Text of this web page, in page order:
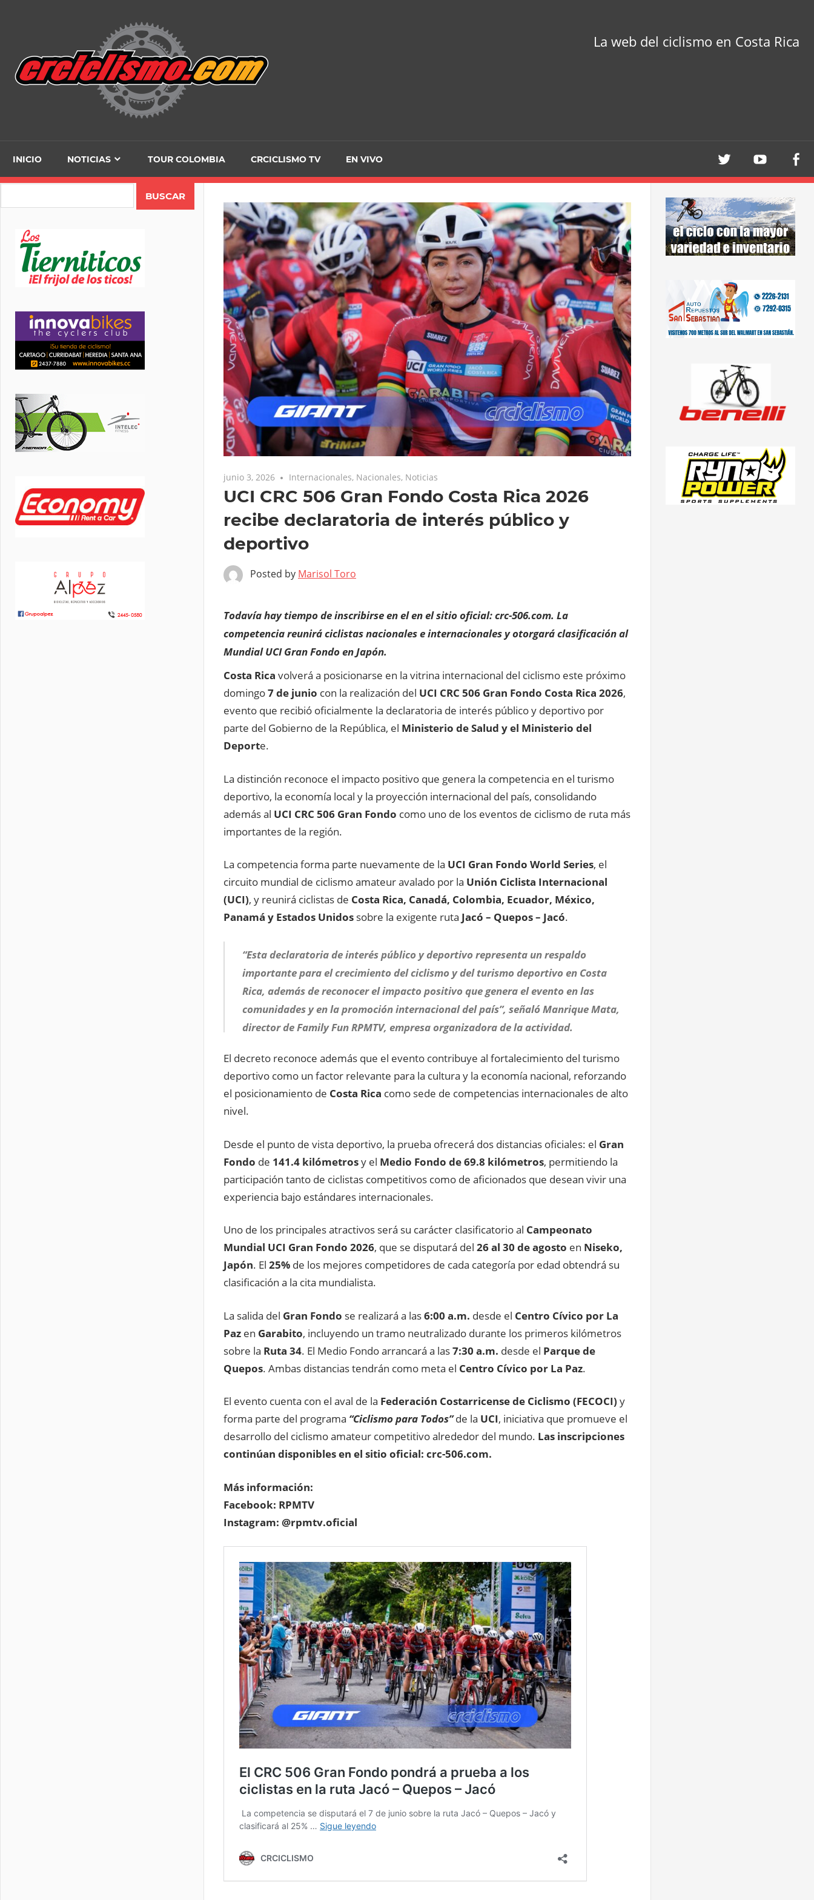
La web del ciclismo en Costa Rica
INICIO NOTICIAS TOUR COLOMBIA CRCICLISMO TV EN VIVO
junio 3, 2026 Internacionales, Nacionales, Noticias
UCI CRC 506 Gran Fondo Costa Rica 2026
recibe declaratoria de interés público y
deportivo
Posted by Marisol Toro
Todavía hay tiempo de inscribirse en el en el sitio oficial: crc-506.com. La
competencia reunirá ciclistas nacionales e internacionales y otorgará clasificación al
Mundial UCI Gran Fondo en Japón.
Costa Rica volverá a posicionarse en la vitrina internacional del ciclismo este próximo
domingo7 de junio con la realización del UCI CRC 506 Gran Fondo Costa Rica 2026,
evento que recibió oficialmente la declaratoria de interés público y deportivo por
parte del Gobierno de la República, el Ministerio de Salud y el Ministerio del
Deporte.
La distinción reconoce el impacto positivo que genera la competencia en el turismo
deportivo, la economía local y la proyección internacional del país, consolidando
además al UCI CRC 506 Gran Fondo como uno de los eventos de ciclismo de ruta más
importantes de la región.
La competencia forma parte nuevamente de la UCI Gran Fondo World Series, el
circuito mundial de ciclismo amateur avalado por la Unión Ciclista Internacional
(UCI), y reunirá ciclistas de Costa Rica, Canadá, Colombia, Ecuador, México,
Panamá y Estados Unidos sobre la exigente ruta Jacó – Quepos – Jacó.
“Esta declaratoria de interés público y deportivo representa un respaldo
importante parael crecimiento del ciclismo y del turismo deportivo en Costa
Rica, además de reconocerel impacto positivo que genera el evento en las
comunidades y en la promoción internacional del país”, señaló Manrique Mata,
director de Family Fun RPMTV, empresa organizadora de la actividad.
El decreto reconoce además que el evento contribuye al fortalecimiento del turismo
deportivo como un factor relevante para la cultura y la economía nacional, reforzando
el posicionamiento de Costa Rica como sede de competencias internacionales de alto
nivel.
Desde el punto de vista deportivo, la prueba ofrecerá dos distancias oficiales: el Gran
Fondo de 141.4 kilómetrosy el Medio Fondo de 69.8 kilómetros, permitiendo la
participación tanto de ciclistas competitivos como de aficionados que desean vivir una
experiencia bajo estándares internacionales.
Uno de los principales atractivos será su carácter clasificatorio al Campeonato
Mundial UCI Gran Fondo 2026, que se disputará del 26 al 30 de agosto en Niseko,
Japón. El 25% de los mejores competidores de cada categoría por edad obtendrá su
clasificación a la cita mundialista.
La salida del Gran Fondo se realizará a las6:00 a.m. desde el Centro Cívico por La
Paz en Garabito, incluyendo un tramo neutralizado durante los primeros kilómetros
sobre la Ruta 34. El Medio Fondo arrancará a las7:30 a.m. desde el Parque de
Quepos. Ambas distancias tendrán como meta el Centro Cívico por La Paz.
El evento cuenta con el aval de la Federación Costarricense de Ciclismo (FECOCI) y
forma parte del programa “Ciclismo para Todos” de la UCI, iniciativa que promueve el
desarrollo del ciclismo amateur competitivo alrededor del mundo. Las inscripciones
continúan disponibles en el sitio oficial: crc-506.com.
Más información:
Facebook: RPMTV
Instagram: @rpmtv.oficial